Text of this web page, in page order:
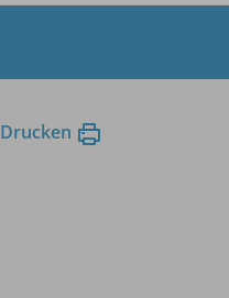
Drucken